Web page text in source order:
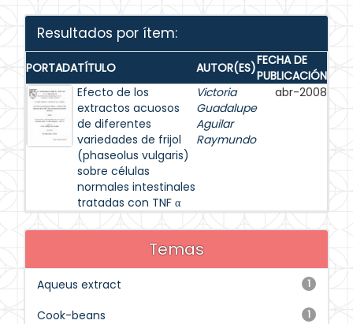
Resultados por ítem:
PORTADATÍTULO AUTOR(ES)FECHA DE
PUBLICACIÓN
Efecto de los
extractos acuosos
de diferentes
variedades de frijol
(phaseolus vulgaris)
sobre células
normales intestinales
tratadas con TNF α
Victoria
Guadalupe
Aguilar
Raymundo
abr-2008
Temas
1
Aqueus extract
1
Cook-beans